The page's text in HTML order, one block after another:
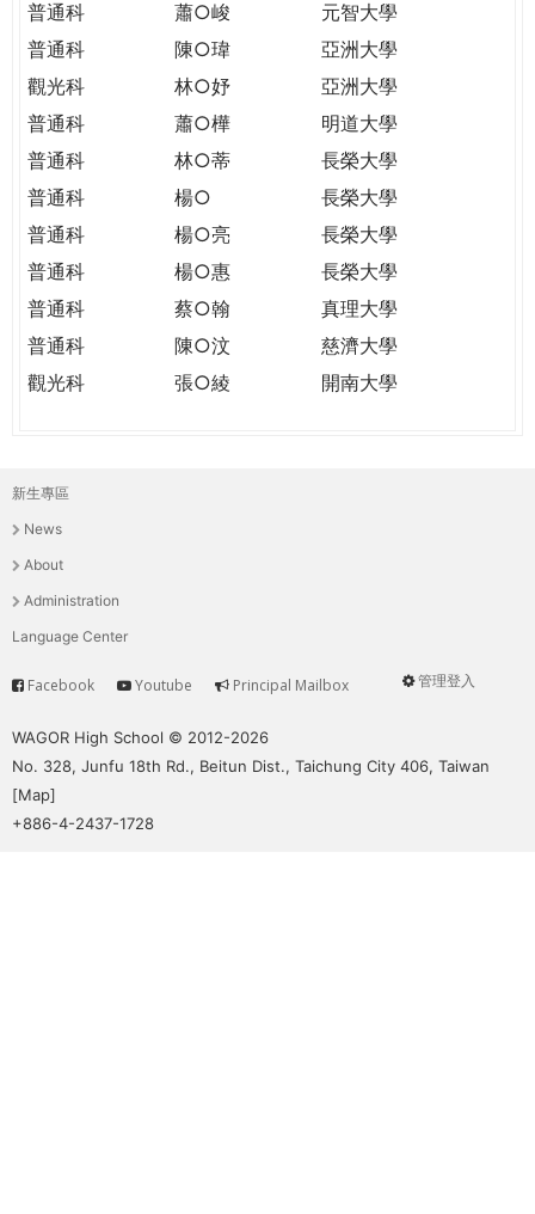
普通科 蕭○峻
元智大學
普通科
陳○瑋
亞洲大學
觀光科
林○妤
亞洲大學
普通科
蕭○樺
明道大學
普通科
林○蒂
長榮大學
普通科
楊○
長榮大學
普通科
楊○亮
長榮大學
普通科
楊○惠
長榮大學
普通科
蔡○翰
真理大學
普通科
陳○汶
慈濟大學
觀光科
張○綾 開南大學
主
選
單
新生專區
News
About
Administration
Language Center
User
管理登入
Service
Facebook Youtube Principal Mailbox
WAGOR High School © 2012-2026
No. 328, Junfu 18th Rd., Beitun Dist., Taichung City 406, Taiwan
[Map]
+886-4-2437-1728